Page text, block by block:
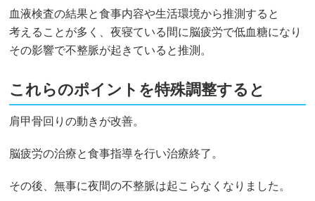
血液検査の結果と食事内容や生活環境から推測すると
考えることが多く、夜寝ている間に脳疲労で低血糖になり
その影響で不整脈が起きていると推測。
これらのポイントを特殊調整すると
肩甲骨回りの動きが改善。
脳疲労の治療と食事指導を行い治療終了。
その後、無事に夜間の不整脈は起こらなくなりました。